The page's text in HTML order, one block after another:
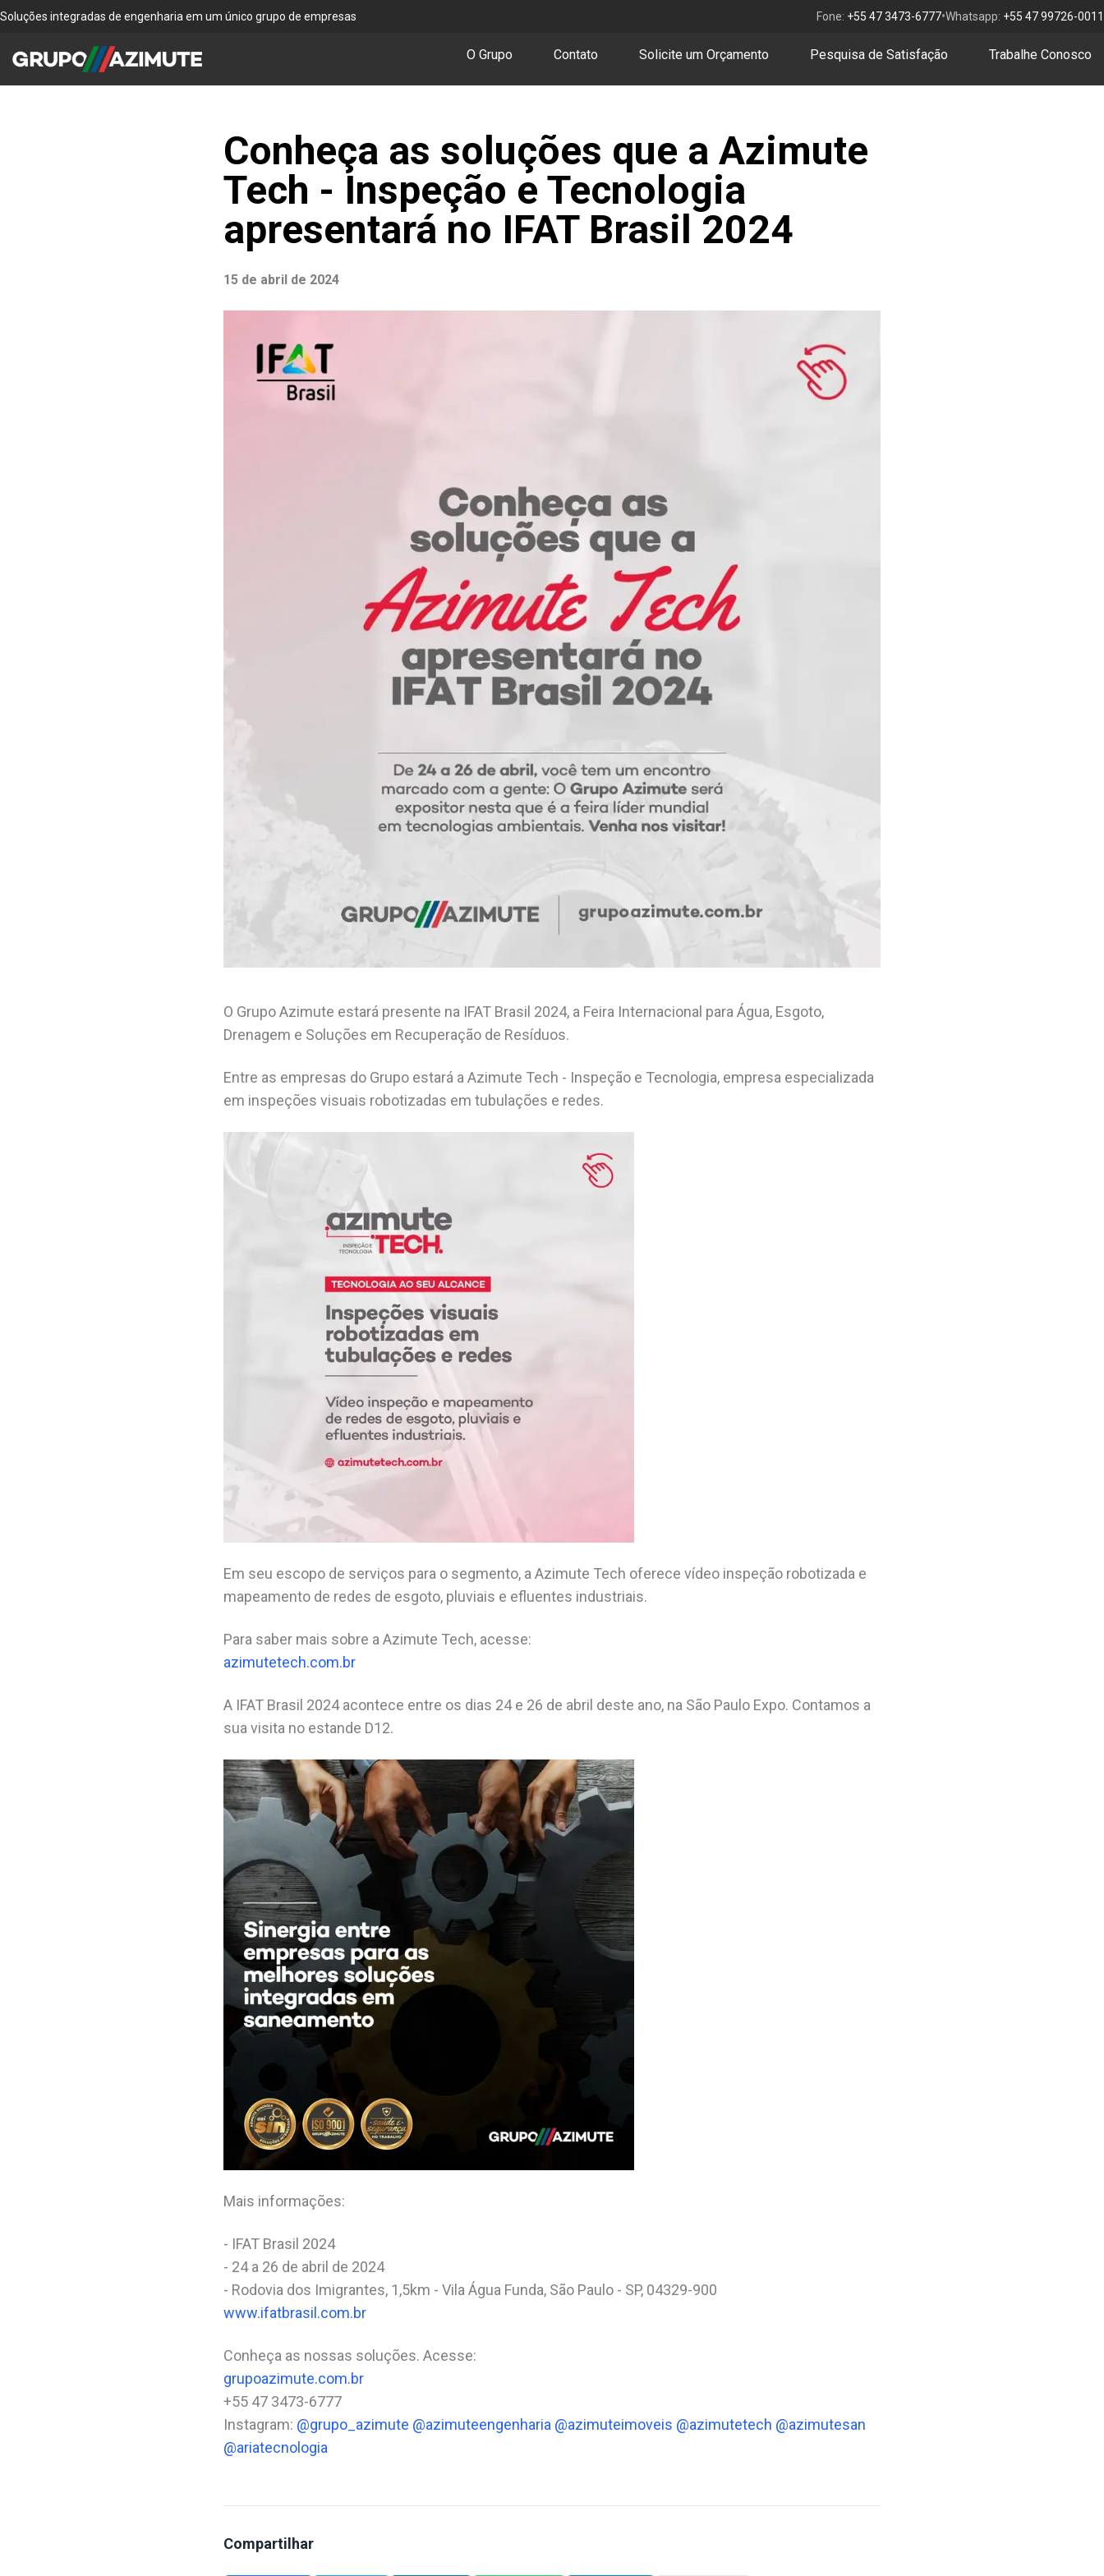
Soluções integradas de engenharia em um único grupo de empresas Fone: +55 47 3473-6777•Whatsapp: +55 47 99726-0011
O Grupo Contato Solicite um Orçamento Pesquisa de Satisfação Trabalhe Conosco
Conheça as soluções que a Azimute
Tech - Inspeção e Tecnologia
apresentará no IFAT Brasil 2024
15 de abril de 2024
O Grupo Azimute estará presente na IFAT Brasil 2024, a Feira Internacional para Água, Esgoto,
Drenagem e Soluções em Recuperação de Resíduos.
Entre as empresas do Grupo estará a Azimute Tech - Inspeção e Tecnologia, empresa especializada
em inspeções visuais robotizadas em tubulações e redes.
Em seu escopo de serviços para o segmento, a Azimute Tech oferece vídeo inspeção robotizada e
mapeamento de redes de esgoto, pluviais e efluentes industriais.
Para saber mais sobre a Azimute Tech, acesse:
azimutetech.com.br
A IFAT Brasil 2024 acontece entre os dias 24 e 26 de abril deste ano, na São Paulo Expo. Contamos a
sua visita no estande D12.
Mais informações:
- IFAT Brasil 2024
- 24 a 26 de abril de 2024
- Rodovia dos Imigrantes, 1,5km - Vila Água Funda, São Paulo - SP, 04329-900
www.ifatbrasil.com.br
Conheça as nossas soluções. Acesse:
grupoazimute.com.br
+55 47 3473-6777
Instagram: @grupo_azimute @azimuteengenharia @azimuteimoveis @azimutetech @azimutesan
@ariatecnologia
Compartilhar